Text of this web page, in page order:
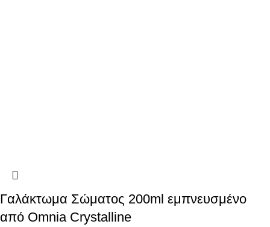
Γαλάκτωμα Σώματος 200ml εμπνευσμένο
από Omnia Crystalline